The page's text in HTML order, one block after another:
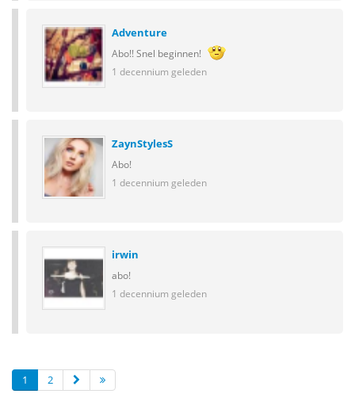
Adventure
Abo!! Snel beginnen!
1 decennium geleden
ZaynStylesS
Abo!
1 decennium geleden
irwin
abo!
1 decennium geleden
1 2